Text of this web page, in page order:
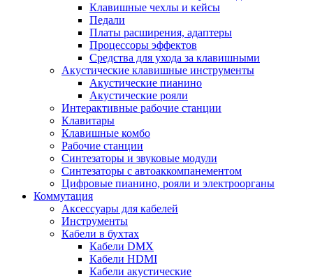
Клавишные чехлы и кейсы
Педали
Платы расширения, адаптеры
Процессоры эффектов
Средства для ухода за клавишными
Акустические клавишные инструменты
Акустические пианино
Акустические рояли
Интерактивные рабочие станции
Клавитары
Клавишные комбо
Рабочие станции
Синтезаторы и звуковые модули
Синтезаторы с автоаккомпанементом
Цифровые пианино, рояли и электроорганы
Коммутация
Аксессуары для кабелей
Инструменты
Кабели в бухтах
Кабели DMX
Кабели HDMI
Кабели акустические